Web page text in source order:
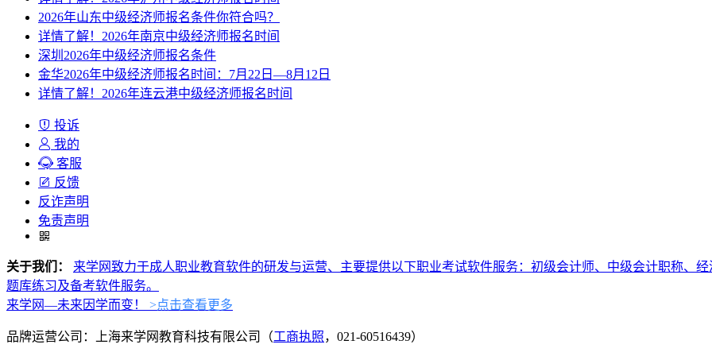
2026年山东中级经济师报名条件你符合吗？
详情了解！2026年南京中级经济师报名时间
深圳2026年中级经济师报名条件
金华2026年中级经济师报名时间：7月22日—8月12日
详情了解！2026年连云港中级经济师报名时间
投诉
我的
客服
反馈
反诈声明
免责声明
关于我们：
来学网致力于成人职业教育软件的研发与运营、主要提供以下职业考试软件服务：初级会计师、中级会计职称、
题库练习及备考软件服务。
来学网—未来因学而变！
>点击查看更多
品牌运营公司：上海来学网教育科技有限公司（工商执照，021-60516439）